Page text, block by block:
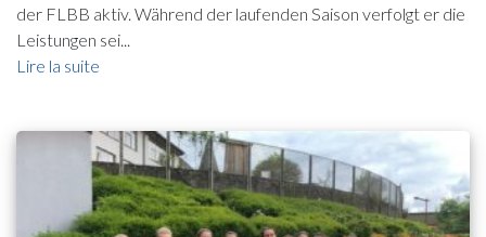
der FLBB aktiv. Während der laufenden Saison verfolgt er die
Leistungen sei...
Lire la suite